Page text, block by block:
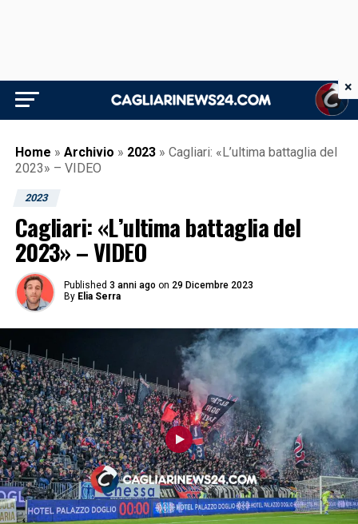
Home » Archivio » 2023 » Cagliari: «L’ultima battaglia del
2023» – VIDEO
2023
Cagliari: «L’ultima battaglia del
2023» – VIDEO
Published 3 anni ago on 29 Dicembre 2023
By Elia Serra
×